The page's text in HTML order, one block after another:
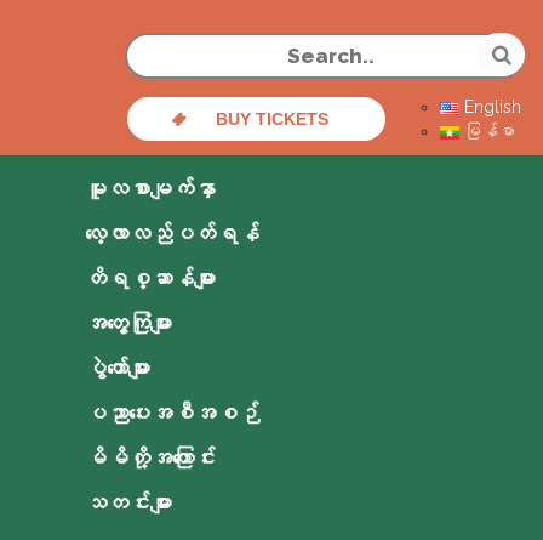
BUY TICKETS
English
မြန်မာ
မူလစာမျက်နှာ
လေ့လာလည်ပတ်ရန်
တိရစ္ဆာန်များ
အတွေ့ကြုံများ
ပွဲတော်များ
ပညာပေးအစီအစဉ်
မိမိတို့အကြောင်း
သတင်းများ